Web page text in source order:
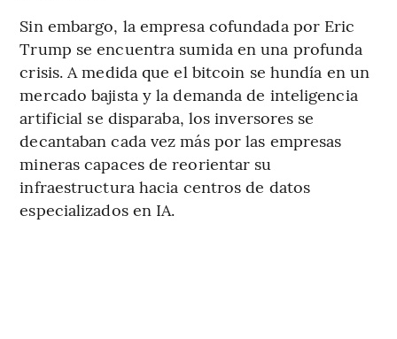
Sin embargo, la empresa cofundada por Eric
Trump se encuentra sumida en una profunda
crisis. A medida que el bitcoin se hundía en un
mercado bajista y la demanda de inteligencia
artificial se disparaba, los inversores se
decantaban cada vez más por las empresas
mineras capaces de reorientar su
infraestructura hacia centros de datos
especializados en IA.